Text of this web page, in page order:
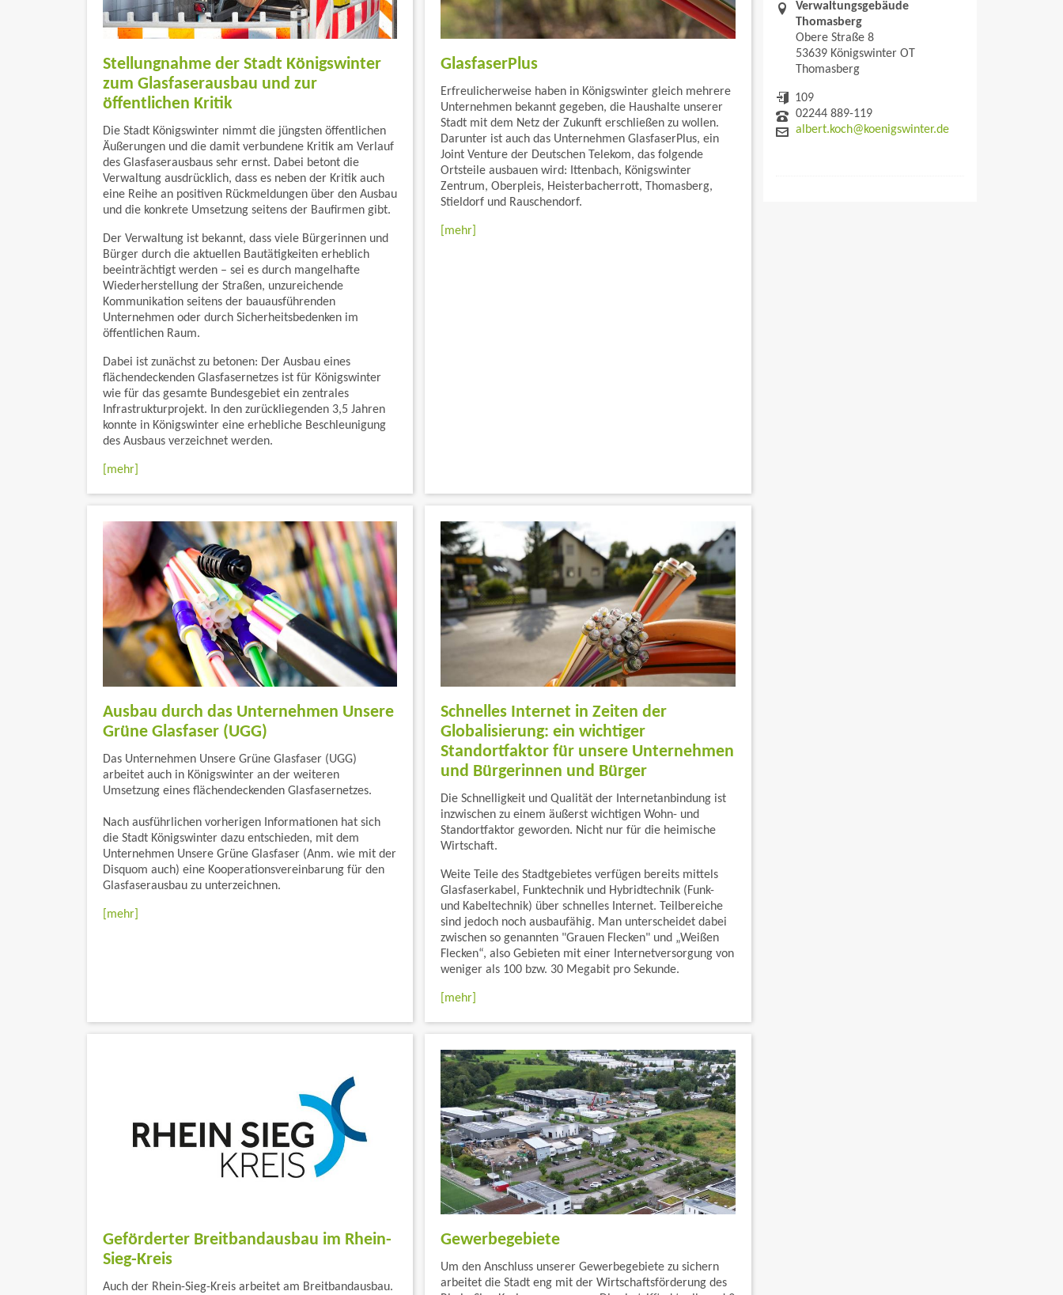
Stellungnahme der Stadt Königswinter
zum Glasfaserausbau und zur
öffentlichen Kritik
Die Stadt Königswinter nimmt die jüngsten öffentlichen
Äußerungen und die damit verbundene Kritik am Verlauf
des Glasfaserausbaus sehr ernst. Dabei betont die
Verwaltung ausdrücklich, dass es neben der Kritik auch
eine Reihe an positiven Rückmeldungen über den Ausbau
und die konkrete Umsetzung seitens der Baufirmen gibt.
Der Verwaltung ist bekannt, dass viele Bürgerinnen und
Bürger durch die aktuellen Bautätigkeiten erheblich
beeinträchtigt werden – sei es durch mangelhafte
Wiederherstellung der Straßen, unzureichende
Kommunikation seitens der bauausführenden
Unternehmen oder durch Sicherheitsbedenken im
öffentlichen Raum.
Dabei ist zunächst zu betonen: Der Ausbau eines
flächendeckenden Glasfasernetzes ist für Königswinter
wie für das gesamte Bundesgebiet ein zentrales
Infrastrukturprojekt. In den zurückliegenden 3,5 Jahren
konnte in Königswinter eine erhebliche Beschleunigung
des Ausbaus verzeichnet werden.
[mehr]
GlasfaserPlus
Erfreulicherweise haben in Königswinter gleich mehrere
Unternehmen bekannt gegeben, die Haushalte unserer
Stadt mit dem Netz der Zukunft erschließen zu wollen.
Darunter ist auch das Unternehmen GlasfaserPlus, ein
Joint Venture der Deutschen Telekom, das folgende
Ortsteile ausbauen wird: Ittenbach, Königswinter
Zentrum, Oberpleis, Heisterbacherrott, Thomasberg,
Stieldorf und Rauschendorf.
[mehr]
Ausbau durch das Unternehmen Unsere
Grüne Glasfaser (UGG)
Das Unternehmen Unsere Grüne Glasfaser (UGG)
arbeitet auch in Königswinter an der weiteren
Umsetzung eines flächendeckenden Glasfasernetzes.
Nach ausführlichen vorherigen Informationen hat sich
die Stadt Königswinter dazu entschieden, mit dem
Unternehmen Unsere Grüne Glasfaser (Anm. wie mit der
Disquom auch) eine Kooperationsvereinbarung für den
Glasfaserausbau zu unterzeichnen.
[mehr]
Schnelles Internet in Zeiten der
Globalisierung: ein wichtiger
Standortfaktor für unsere Unternehmen
und Bürgerinnen und Bürger
Die Schnelligkeit und Qualität der Internetanbindung ist
inzwischen zu einem äußerst wichtigen Wohn- und
Standortfaktor geworden. Nicht nur für die heimische
Wirtschaft.
Weite Teile des Stadtgebietes verfügen bereits mittels
Glasfaserkabel, Funktechnik und Hybridtechnik (Funk-
und Kabeltechnik) über schnelles Internet. Teilbereiche
sind jedoch noch ausbaufähig. Man unterscheidet dabei
zwischen so genannten "Grauen Flecken" und „Weißen
Flecken“, also Gebieten mit einer Internetversorgung von
weniger als 100 bzw. 30 Megabit pro Sekunde.
[mehr]
Geförderter Breitbandausbau im Rhein-
Sieg-Kreis
Auch der Rhein-Sieg-Kreis arbeitet am Breitbandausbau.
Gewerbegebiete
Um den Anschluss unserer Gewerbegebiete zu sichern
arbeitet die Stadt eng mit der Wirtschaftsförderung des
Verwaltungsgebäude
Thomasberg
Obere Straße 8
53639 Königswinter OT
Thomasberg
109
02244 889-119
albert.koch@koenigswinter.de